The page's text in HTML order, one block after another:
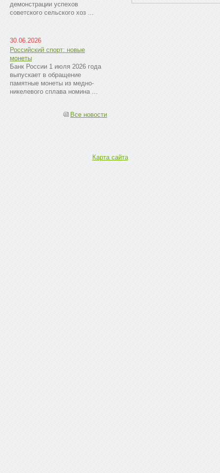
демонстрации успехов
советского сельского хоз ...
30.06.2026
Российский спорт: новые
монеты
Банк России 1 июля 2026 года
выпускает в обращение
памятные монеты из медно-
никелевого сплава номина ...
Все новости
Карта сайта